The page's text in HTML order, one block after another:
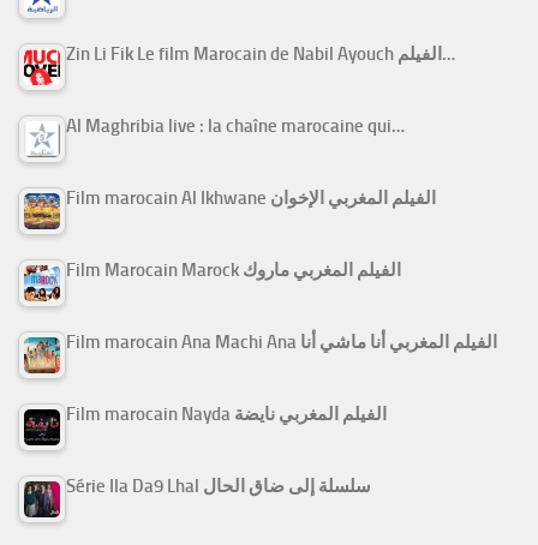
Zin Li Fik Le film Marocain de Nabil Ayouch الفيلم…
Al Maghribia live : la chaîne marocaine qui…
Film marocain Al Ikhwane الفيلم المغربي الإخوان
Film Marocain Marock الفيلم المغربي ماروك
Film marocain Ana Machi Ana الفيلم المغربي أنا ماشي أنا
Film marocain Nayda الفيلم المغربي نايضة
Série Ila Da9 Lhal سلسلة إلى ضاق الحال